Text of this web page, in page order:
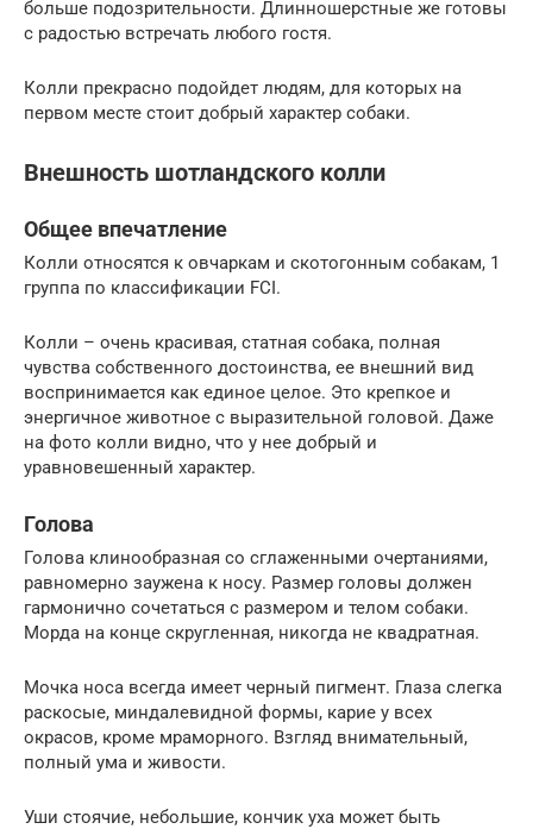
больше подозрительности. Длинношерстные же готовы
с радостью встречать любого гостя.
Колли прекрасно подойдет людям, для которых на
первом месте стоит добрый характер собаки.
Внешность шотландского колли
Общее впечатление
Колли относятся к овчаркам и скотогонным собакам, 1
группа по классификации FCI.
Колли – очень красивая, статная собака, полная
чувства собственного достоинства, ее внешний вид
воспринимается как единое целое. Это крепкое и
энергичное животное с выразительной головой. Даже
на фото колли видно, что у нее добрый и
уравновешенный характер.
Голова
Голова клинообразная со сглаженными очертаниями,
равномерно заужена к носу. Размер головы должен
гармонично сочетаться с размером и телом собаки.
Морда на конце скругленная, никогда не квадратная.
Мочка носа всегда имеет черный пигмент. Глаза слегка
раскосые, миндалевидной формы, карие у всех
окрасов, кроме мраморного. Взгляд внимательный,
полный ума и живости.
Уши стоячие, небольшие, кончик уха может быть